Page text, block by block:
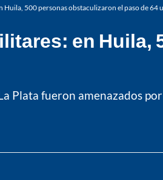
Huila, 500 personas obstaculizaron el paso de 64
en
Plata fueron amenazados